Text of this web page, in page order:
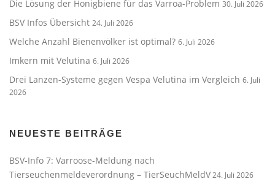
Die Lösung der Honigbiene für das Varroa-Problem 30. Juli 2026
BSV Infos Übersicht 24. Juli 2026
Welche Anzahl Bienenvölker ist optimal? 6. Juli 2026
Imkern mit Velutina 6. Juli 2026
Drei Lanzen-Systeme gegen Vespa Velutina im Vergleich 6. Juli
2026
NEUESTE BEITRÄGE
BSV-Info 7: Varroose-Meldung nach
Tierseuchenmeldeverordnung – TierSeuchMeldV24. Juli 2026